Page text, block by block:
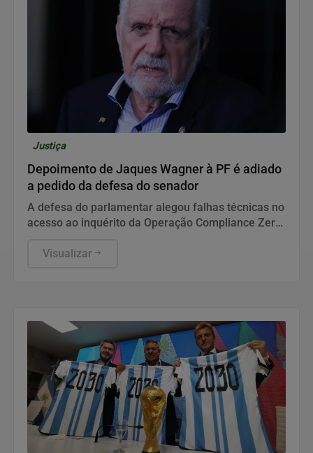
Justiça
Depoimento de Jaques Wagner à PF é adiado
a pedido da defesa do senador
A defesa do parlamentar alegou falhas técnicas no
acesso ao inquérito da Operação Compliance Zero,
Visualizar